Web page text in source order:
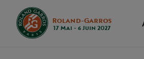
Roland-Garros
17 Mai - 6 Juin 2027